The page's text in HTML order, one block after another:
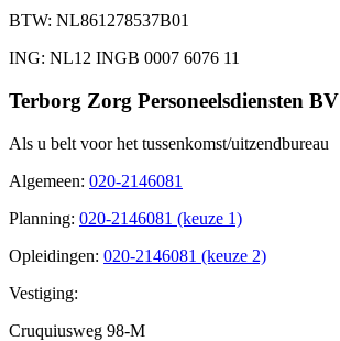
BTW: NL861278537B01
ING: NL12 INGB 0007 6076 11
Terborg Zorg Personeelsdiensten BV
Als u belt voor het tussenkomst/uitzendbureau
Algemeen: 020-2146081
Planning: 020-2146081 (keuze 1)
Opleidingen: 020-2146081 (keuze 2)
Vestiging:
Cruquiusweg 98-M